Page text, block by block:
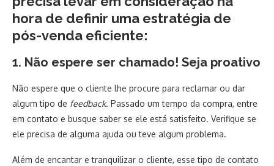
hora de definir uma estratégia de
pós-venda eficiente:
1. Não espere ser chamado! Seja proativo
Não espere que o cliente lhe procure para reclamar ou dar
algum tipo de feedback. Passado um tempo da compra, entre
em contato e busque saber se ele está satisfeito. Verifique se
ele precisa de alguma ajuda ou teve algum problema.
Além de encantar e tranquilizar o cliente, esse tipo de contato